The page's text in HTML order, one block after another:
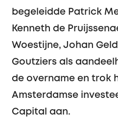
begeleidde Patrick
Kenneth de
Woestijne, Johan
Goutziers als
de overname en trok
Amsterdamse
Capital aan.